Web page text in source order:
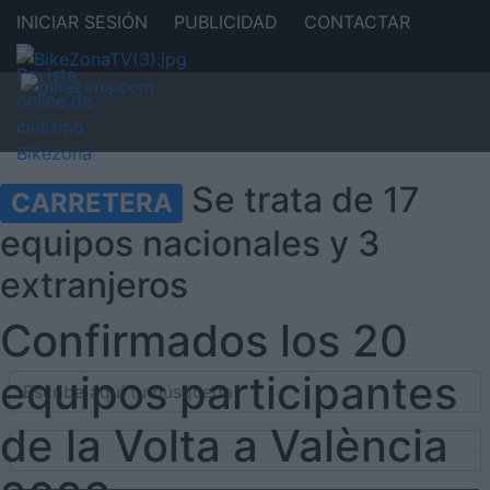
INICIAR SESIÓN PUBLICIDAD CONTACTAR
CARRETERA
Se trata de 17
equipos nacionales y 3
extranjeros
Confirmados los 20
equipos participantes
de la Volta a València